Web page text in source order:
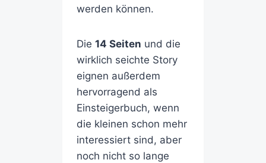
werden können.
Die 14 Seiten und die
wirklich seichte Story
eignen außerdem
hervorragend als
Einsteigerbuch, wenn
die kleinen schon mehr
interessiert sind, aber
noch nicht so lange